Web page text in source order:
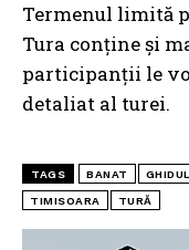
Termenul limită
Tura conține și
participanții le
detaliat al turei.
TAGS BANAT
TIMISOARA TURĂ